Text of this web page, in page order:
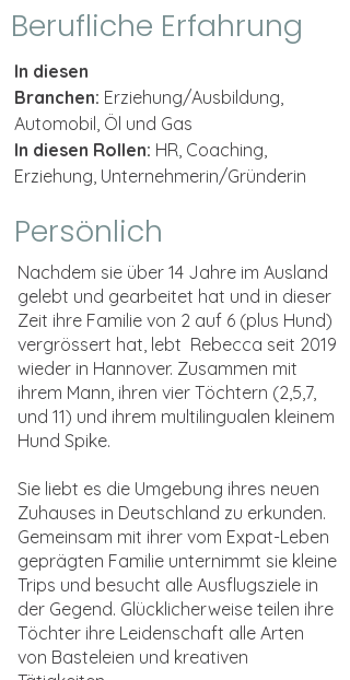
Berufliche Erfahrung
In diesen
Branchen: Erziehung/Ausbildung,
Automobil, Öl und Gas
In diesen Rollen: HR, Coaching,
Erziehung, Unternehmerin/Gründerin
Persönlich
Nachdem sie über 14 Jahre im Ausland
gelebt und gearbeitet hat und in dieser
Zeit ihre Familie von 2 auf 6 (plus Hund)
vergrössert hat, lebt Rebecca seit 2019
wieder in Hannover. Zusammen mit
ihrem Mann, ihren vier Töchtern (2,5,7,
und 11) und ihrem multilingualen kleinem
Hund Spike.
Sie liebt es die Umgebung ihres neuen
Zuhauses in Deutschland zu erkunden.
Gemeinsam mit ihrer vom Expat-Leben
geprägten Familie unternimmt sie kleine
Trips und besucht alle Ausflugsziele in
der Gegend. Glücklicherweise teilen ihre
Töchter ihre Leidenschaft alle Arten
von Basteleien und kreativen